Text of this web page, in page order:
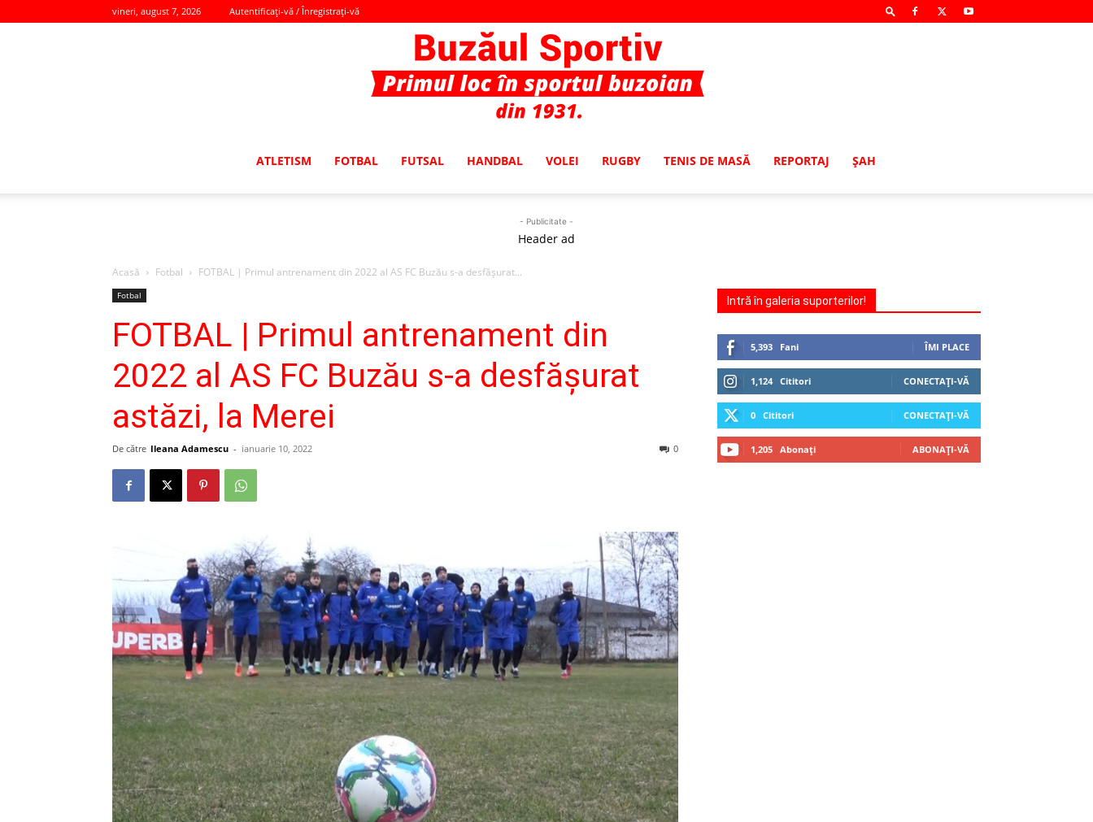
vineri, august 7, 2026 Autentificați-vă / Înregistrați-vă
ATLETISM FOTBAL FUTSAL HANDBAL VOLEI RUGBY TENIS DE MASĂ REPORTAJ ŞAH
- Publicitate -
Header ad
Acasă Fotbal FOTBAL | Primul antrenament din 2022 al AS FC Buzău s-a desfăşurat...
Fotbal
FOTBAL | Primul antrenament din
2022 al AS FC Buzău s-a desfăşurat
astăzi, la Merei
De către Ileana Adamescu - ianuarie 10, 2022 0
Intră în galeria suporterilor!
5,393 Fani ÎMI PLACE
1,124 Cititori CONECTAȚI-VĂ
0 Cititori CONECTAȚI-VĂ
1,205 Abonați ABONAȚI-VĂ